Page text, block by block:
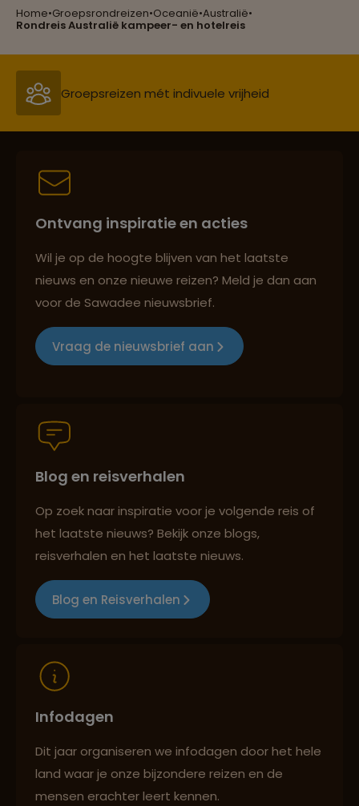
Home•Groepsrondreizen•Oceanië•Australië•
Rondreis Australië kampeer- en hotelreis
Groepsreizen mét indivuele vrijheid
Persoonlijk en deskundig reisadvies
Best beoordeelde reisroutes
Reizen met oog voor mens, cultuur en milieu
Groepsreizen mét indivuele vrijheid
Persoonlijk en deskundig reisadvies
Best beoordeelde reisroutes
Reizen met oog voor mens, cultuur en milieu
Ontvang inspiratie en acties
Wil je op de hoogte blijven van het laatste
nieuws en onze nieuwe reizen? Meld je dan aan
voor de Sawadee nieuwsbrief.
Vraag de nieuwsbrief aan
Blog en reisverhalen
Op zoek naar inspiratie voor je volgende reis of
het laatste nieuws? Bekijk onze blogs,
reisverhalen en het laatste nieuws.
Blog en Reisverhalen
Infodagen
Dit jaar organiseren we infodagen door het hele
land waar je onze bijzondere reizen en de
mensen erachter leert kennen.